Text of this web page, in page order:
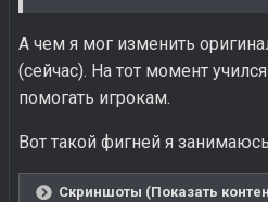
А чем я мог изменить
(сейчас). На тот момент
помогать игрокам.
Вот такой фигней я
Скриншоты (Показать